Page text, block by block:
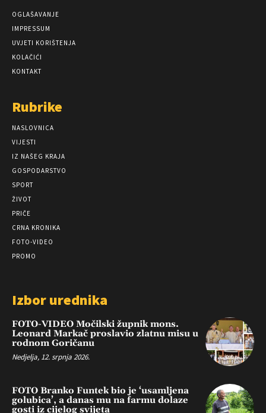
OGLAŠAVANJE
IMPRESSUM
UVJETI KORIŠTENJA
KOLAČIĆI
KONTAKT
Rubrike
NASLOVNICA
VIJESTI
IZ NAŠEG KRAJA
GOSPODARSTVO
SPORT
ŽIVOT
PRIČE
CRNA KRONIKA
FOTO-VIDEO
PROMO
Izbor urednika
FOTO-VIDEO Močilski župnik mons.
Leonard Markač proslavio zlatnu misu u
rodnom Goričanu
Nedjelja, 12. srpnja 2026.
FOTO Branko Funtek bio je ‘usamljena
golubica’, a danas mu na farmu dolaze
gosti iz cijelog svijeta